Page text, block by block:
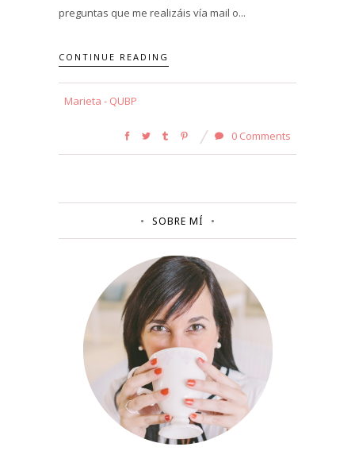
preguntas que me realizáis vía mail o...
CONTINUE READING
Marieta - QUBP
0 Comments
SOBRE MÍ